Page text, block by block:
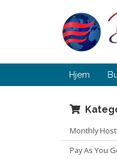
Hjem
Monthly
Pay As You